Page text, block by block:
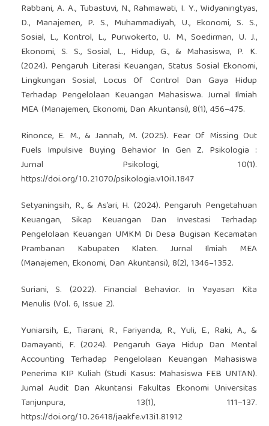
Rabbani, A. A., Tubastuvi, N., Rahmawati, I. Y., Widyaningtyas,
D., Manajemen, P. S., Muhammadiyah, U., Ekonomi, S. S.,
Sosial, L., Kontrol, L., Purwokerto, U. M., Soedirman, U. J.,
Ekonomi, S. S., Sosial, L., Hidup, G., & Mahasiswa, P. K.
(2024). Pengaruh Literasi Keuangan, Status Sosial Ekonomi,
Lingkungan Sosial, Locus Of Control Dan Gaya Hidup
Terhadap Pengelolaan Keuangan Mahasiswa. Jurnal Ilmiah
MEA (Manajemen, Ekonomi, Dan Akuntansi), 8(1), 456–475.
Rinonce, E. M., & Jannah, M. (2025). Fear Of Missing Out
Fuels Impulsive Buying Behavior In Gen Z. Psikologia :
Jurnal Psikologi, 10(1).
https://doi.org/10.21070/psikologia.v10i1.1847
Setyaningsih, R., & As’ari, H. (2024). Pengaruh Pengetahuan
Keuangan, Sikap Keuangan Dan Investasi Terhadap
Pengelolaan Keuangan UMKM Di Desa Bugisan Kecamatan
Prambanan Kabupaten Klaten. Jurnal Ilmiah MEA
(Manajemen, Ekonomi, Dan Akuntansi), 8(2), 1346–1352.
Suriani, S. (2022). Financial Behavior. In Yayasan Kita
Menulis (Vol. 6, Issue 2).
Yuniarsih, E., Tiarani, R., Fariyanda, R., Yuli, E., Raki, A., &
Damayanti, F. (2024). Pengaruh Gaya Hidup Dan Mental
Accounting Terhadap Pengelolaan Keuangan Mahasiswa
Penerima KIP Kuliah (Studi Kasus: Mahasiswa FEB UNTAN).
Jurnal Audit Dan Akuntansi Fakultas Ekonomi Universitas
Tanjunpura, 13(1), 111–137.
https://doi.org/10.26418/jaakfe.v13i1.81912